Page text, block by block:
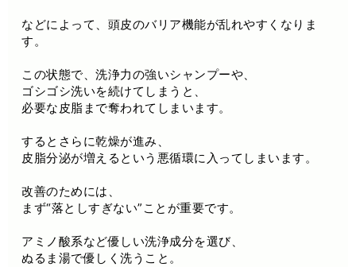
などによって、頭皮のバリア機能が乱れやすくなりま
す。
この状態で、洗浄力の強いシャンプーや、
ゴシゴシ洗いを続けてしまうと、
必要な皮脂まで奪われてしまいます。
するとさらに乾燥が進み、
皮脂分泌が増えるという悪循環に入ってしまいます。
改善のためには、
まず“落としすぎない”ことが重要です。
アミノ酸系など優しい洗浄成分を選び、
ぬるま湯で優しく洗うこと。